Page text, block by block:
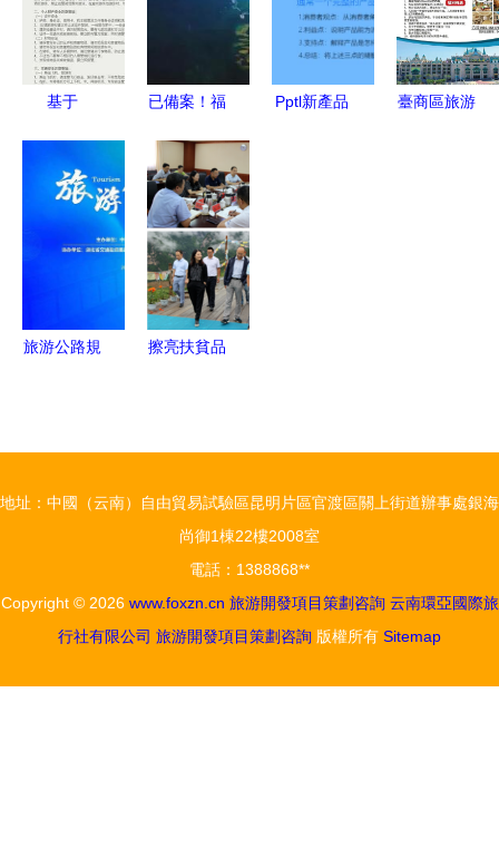
鍵
基于
與JSP的旅
游網站管理
系統設計與
已備案！福
文旅綜合項
目蓄勢待
發，繪就山
水人文新畫
卷
Pptl新產品
臺商區旅游
旅游公路規
合新路徑
擦亮扶貧品
貧品牌研究
項目組赴九
寨溝開展調
研與旅游開
發項目策劃
地址：中國（云南）自由貿易試驗區昆明片區官渡區關上街道辦事處銀海
尚御1棟22樓2008室
電話：1388868**
Copyright © 2026 www.foxzn.cn 旅游開發項目策劃咨詢 云南環亞國際旅
行社有限公司 旅游開發項目策劃咨詢 版權所有 Sitemap